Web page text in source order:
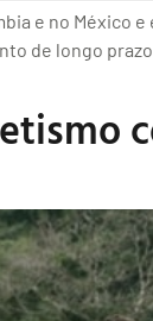
e no México
de longo